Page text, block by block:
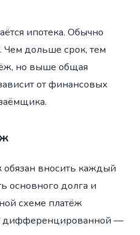
ипотека. Обычно
Чем дольше срок, тем
но выше общая
от финансовых
вносить каждый
основного долга и
схеме платёж
дифференцированной —